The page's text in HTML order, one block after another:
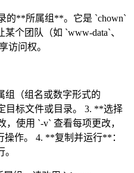
的**所属组**。它是 `chown`
个团队（如 `www-data`、
访问权。
组（组名或数字形式的
目标文件或目录。 3. **选择
使用 `-v` 查看每项更改，
操作。 4. **复制并运行**：